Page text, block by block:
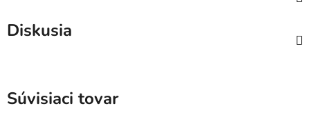
Diskusia
Súvisiaci tovar